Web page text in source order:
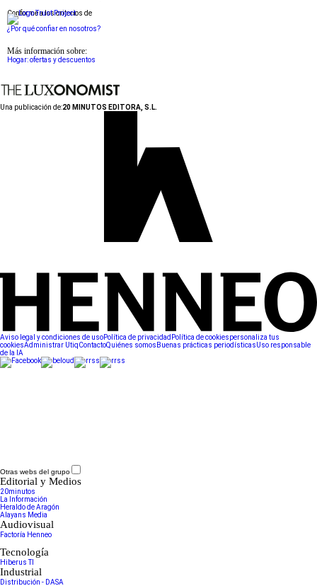
Conforme a los criterios de
¿Por qué confiar en nosotros?
Más información sobre:
Hogar: ofertas y descuentos
Una publicación de:20 MINUTOS EDITORA, S.L.
Aviso legal y condiciones de usoPolítica de privacidad Política de cookiespersonaliza tus
cookiesAdministrar UtiqContactoQuiénes somos Buenas prácticas periodísticasUso responsable
de la IA
Otras webs del grupo
Editorial y Medios
20minutos
La Información
Heraldo de Aragón
Alayans Media
Audiovisual
Factoría Henneo
Tecnología
Hiberus TI
Industrial
Distribución - DASA